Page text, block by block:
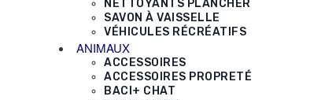
NETTOYANTS PLANCHER
SAVON À VAISSELLE
VÉHICULES RÉCRÉATIFS
ANIMAUX
ACCESSOIRES
ACCESSOIRES PROPRETÉ
BACI+ CHAT